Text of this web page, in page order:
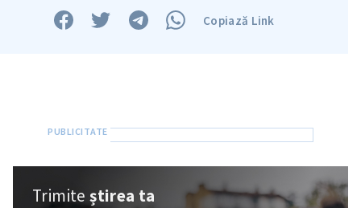
Copiază Link
Trimiteștirea ta